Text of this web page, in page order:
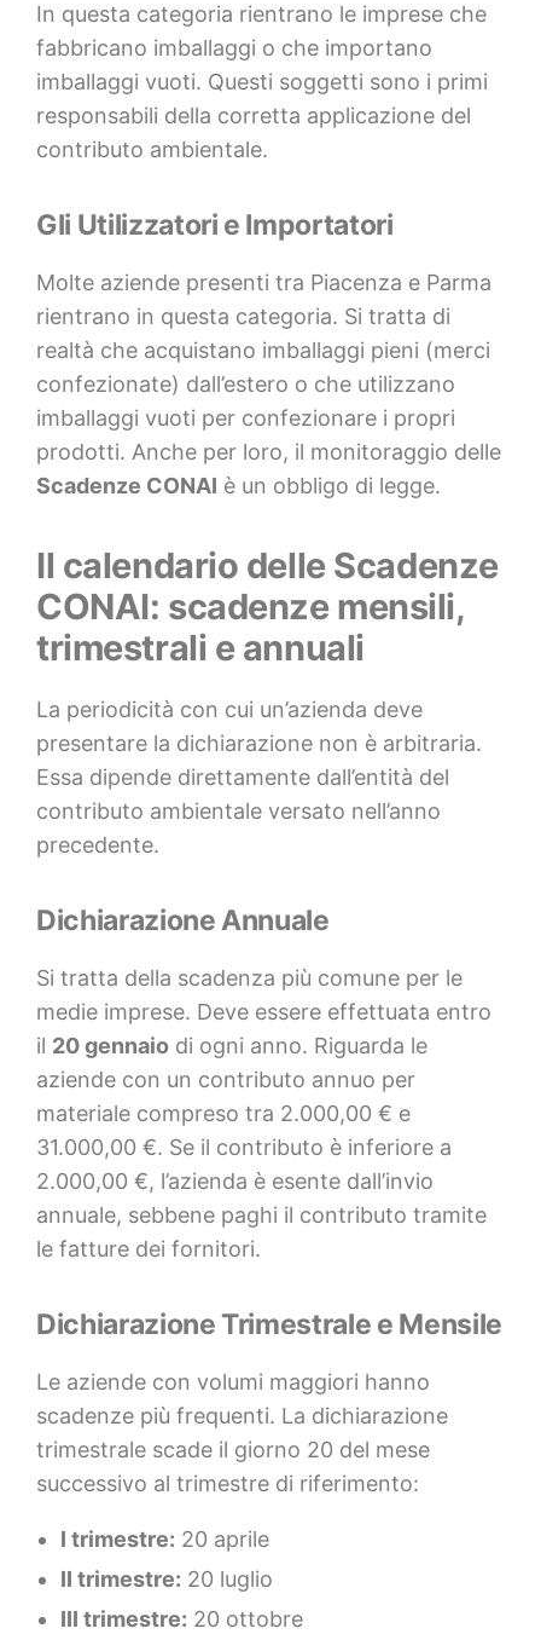
In questa categoria rientrano le imprese che
fabbricano imballaggi o che importano
imballaggi vuoti. Questi soggetti sono i primi
responsabili della corretta applicazione del
contributo ambientale.
Gli Utilizzatori e Importatori
Molte aziende presenti tra Piacenza e Parma
rientrano in questa categoria. Si tratta di
realtà che acquistano imballaggi pieni (merci
confezionate) dall’estero o che utilizzano
imballaggi vuoti per confezionare i propri
prodotti. Anche per loro, il monitoraggio delle
Scadenze CONAI è un obbligo di legge.
Il calendario delle Scadenze
CONAI: scadenze mensili,
trimestrali e annuali
La periodicità con cui un’azienda deve
presentare la dichiarazione non è arbitraria.
Essa dipende direttamente dall’entità del
contributo ambientale versato nell’anno
precedente.
Dichiarazione Annuale
Si tratta della scadenza più comune per le
medie imprese. Deve essere effettuata entro
il 20 gennaio di ogni anno. Riguarda le
aziende con un contributo annuo per
materiale compreso tra 2.000,00 € e
31.000,00 €. Se il contributo è inferiore a
2.000,00 €, l’azienda è esente dall’invio
annuale, sebbene paghi il contributo tramite
le fatture dei fornitori.
Dichiarazione Trimestrale e Mensile
Le aziende con volumi maggiori hanno
scadenze più frequenti. La dichiarazione
trimestrale scade il giorno 20 del mese
successivo al trimestre di riferimento:
I trimestre: 20 aprile
II trimestre: 20 luglio
III trimestre: 20 ottobre